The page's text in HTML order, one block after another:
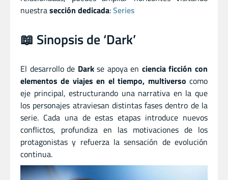
nuestrasección dedicada:Series
📖 Sinopsis de ‘Dark’
El desarrollo de Darkse apoya en ciencia ficción con
elementos de viajes en el tiempo, multiverso como
eje principal, estructurando una narrativa en la que
los personajes atraviesan distintas fases dentro de la
serie. Cada una de estas etapas introduce nuevos
conflictos, profundiza en las motivaciones de los
protagonistas y refuerza la sensación de evolución
continua.